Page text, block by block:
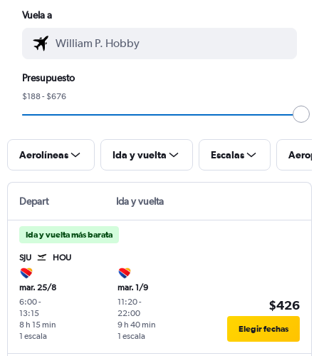
Vuela a
Presupuesto
$188 - $676
Aerolíneas Ida y vuelta Escalas
Depart Ida y vuelta
Ida y vuelta más barata
SJU HOU
mar. 25/8
6:00-
13:15
1 escala
8 h 15 min
mar. 1/9
11:20-
22:00
1 escala
9 h 40 min
$426
Elegir fechas